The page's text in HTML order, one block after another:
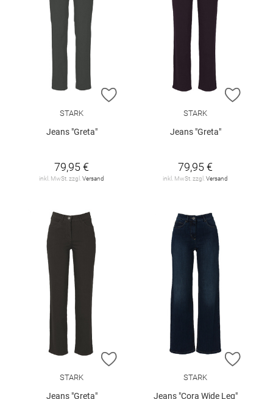
ZUR WUNSCHLISTE HINZUFÜGEN
STARK
Jeans "Greta"
79,95 €
inkl. MwSt. zzgl. Versand
ZUR
STARK
Jeans "Greta"
79,95 €
inkl. MwSt. zzgl. Versand
ZUR WUNSCHLISTE HINZUFÜGEN
STARK
Jeans "Greta"
ZUR
STARK
Jeans "Cora Wide Leg"